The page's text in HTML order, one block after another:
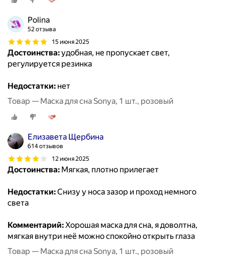
Polina
52 отзыва
15 июня 2025
Достоинства:удобная, не пропускает свет,
регулируется резинка
Недостатки: нет
Товар — Маска для сна Sonya, 1 шт., розовый
Елизавета Щербина
614 отзывов
12 июня 2025
Достоинства: Мягкая, плотно прилегает
Недостатки:Снизу у носа зазор и проход немного
света
Комментарий:Хорошая маска для сна, я доволтна,
мягкая внутри неё можно спокойно открыть глаза
Товар — Маска для сна Sonya, 1 шт., розовый